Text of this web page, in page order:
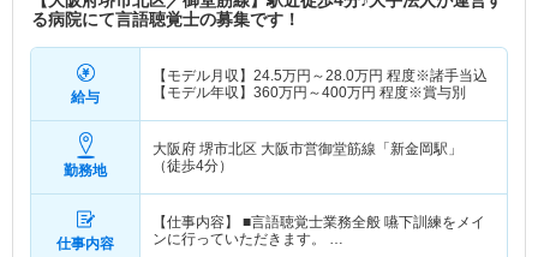
る病院にて言語聴覚士の募集です！
給与
【モデル月収】 24.5万円～28.0万円 程度※諸手当込
【モデル年収】 360万円～400万円 程度※賞与別
勤務地
大阪府 堺市北区 大阪市営御堂筋線「新金岡駅」
（徒歩4分）
仕事内容
【仕事内容】 ■言語聴覚士業務全般 嚥下訓練をメイ
ンに行っていただきます。 …